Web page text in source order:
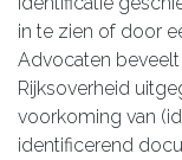
in te zien of door
Advocaten
Rijksoverheid
voorkoming van
identificerend